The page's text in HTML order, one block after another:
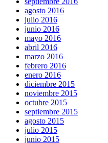
agosto 2016
julio 2016
junio 2016
mayo 2016
abril 2016
marzo 2016
febrero 2016
enero 2016
diciembre 2015
noviembre 2015
octubre 2015
septiembre 2015
agosto 2015
julio 2015
junio 2015